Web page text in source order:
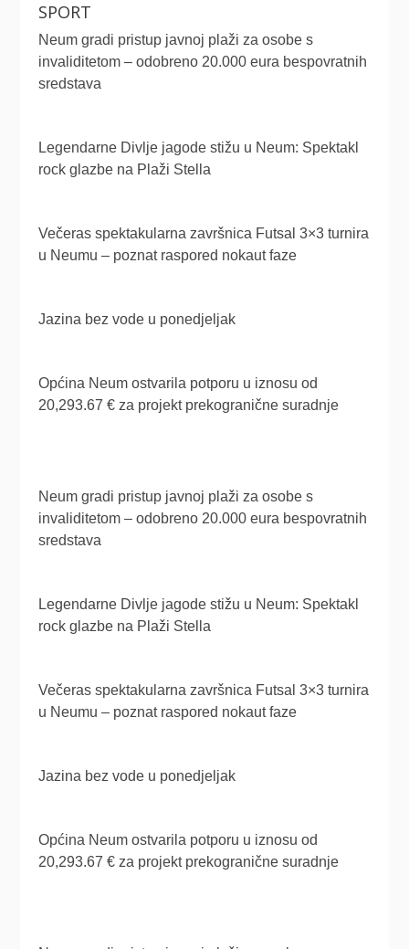
SPORT
Neum gradi pristup javnoj plaži za osobe s
invaliditetom – odobreno 20.000 eura bespovratnih
sredstava
Legendarne Divlje jagode stižu u Neum: Spektakl
rock glazbe na Plaži Stella
Večeras spektakularna završnica Futsal 3×3 turnira
u Neumu – poznat raspored nokaut faze
Jazina bez vode u ponedjeljak
Općina Neum ostvarila potporu u iznosu od
20,293.67 € za projekt prekogranične suradnje
Neum gradi pristup javnoj plaži za osobe s
invaliditetom – odobreno 20.000 eura bespovratnih
sredstava
Legendarne Divlje jagode stižu u Neum: Spektakl
rock glazbe na Plaži Stella
Večeras spektakularna završnica Futsal 3×3 turnira
u Neumu – poznat raspored nokaut faze
Jazina bez vode u ponedjeljak
Općina Neum ostvarila potporu u iznosu od
20,293.67 € za projekt prekogranične suradnje